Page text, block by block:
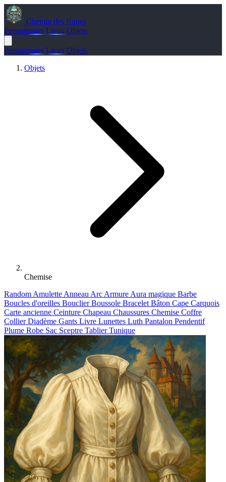
Chemin des Runes
Personnages Lieux Objets
Personnages Lieux Objets
Objets
Chemise
Random Amulette Anneau Arc Armure Aura magique Barbe
Boucles d'oreilles BouclierBoussole Bracelet Bâton Cape Carquois
Carte ancienne Ceinture Chapeau Chaussures Chemise Coffre
CollierDiadème Gants Livre Lunettes Luth Pantalon Pendentif
Plume Robe Sac Sceptre TablierTunique